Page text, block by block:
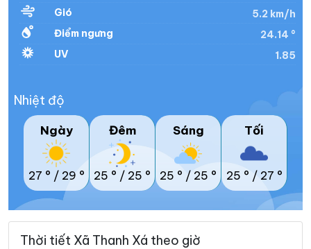
Gió
5.2 km/h
Điểm ngưng
24.14 °
UV
1.85
Nhiệt độ
Ngày
27 ° / 29 °
Đêm
25 ° / 25 °
Sáng
25 ° / 25 °
Tối
25 ° / 27 °
Thời tiết Xã Thanh Xá theo giờ